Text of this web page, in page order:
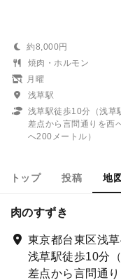
約8,000円
焼肉・ホルモン
月曜
浅草駅
浅草駅徒歩10分（浅草
差点から言問通りを西
へ200メートル）
トップ 投稿 地図
肉のすずき
東京都台東区浅
浅草駅徒歩10分
差点から言問通